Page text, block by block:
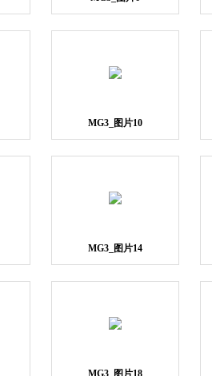
MG3_图片10
MG3_图片14
MG3_图片18